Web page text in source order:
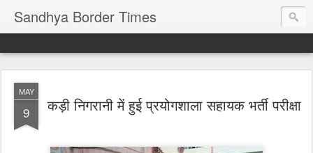
Sandhya Border Times
MAY
9 कड़ी निगरानी में हुई प्रयोगशाला सहायक भर्ती परीक्षा